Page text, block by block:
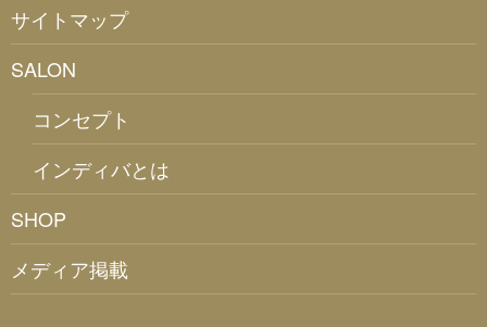
サイトマップ
SALON
コンセプト
インディバとは
SHOP
メディア掲載